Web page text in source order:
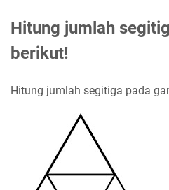
Hitung jumlah
berikut!​
Hitung jumlah segitiga pada